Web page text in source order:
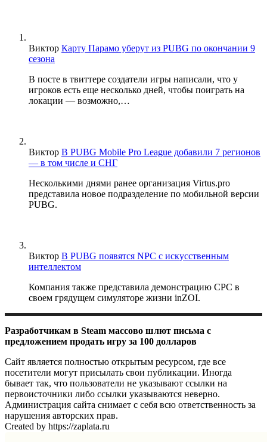
Виктор Карту Парамо уберут из PUBG по окончании 9
сезона
В посте в твиттере создатели игры написали, что у
игроков есть еще несколько дней, чтобы поиграть на
локации — возможно,…
Виктор В PUBG Mobile Pro League добавили 7 регионов
— в том числе и СНГ
Несколькими днями ранее организация Virtus.pro
представила новое подразделение по мобильной версии
PUBG.
Виктор В PUBG появятся NPC с искусственным
интеллектом
Компания также представила демонстрацию CPC в
своем грядущем симуляторе жизни inZOI.
Разработчикам в Steam массово шлют письма с
предложением продать игру за 100 долларов
Сайт является полностью открытым ресурсом, где все
посетители могут присылать свои публикации. Иногда
бывает так, что пользователи не указывают ссылки на
первоисточники либо ссылки указываются неверно.
Администрация сайта снимает с себя всю ответственность за
нарушения авторских прав.
Created by https://zaplata.ru